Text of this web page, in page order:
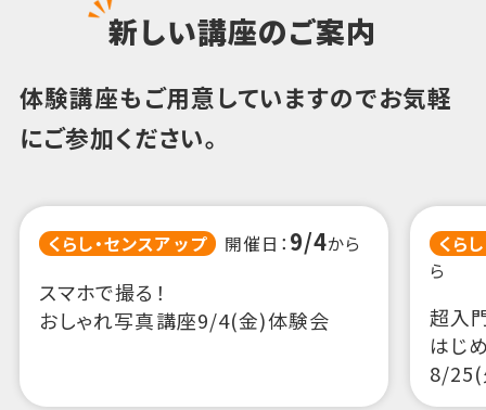
新しい講座のご案内
体験講座もご用意していますのでお気軽
にご参加ください。